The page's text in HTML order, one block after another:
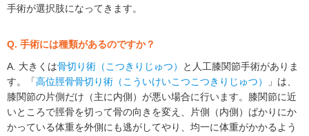
手術が選択肢になってきます。
Q. 手術には種類があるのですか？
A. 大きくは骨切り術（こつきりじゅつ）
と人工膝関節手術がありま
す。「高位脛骨骨切り術（こういけいこつこつきりじゅつ）
」は、
膝関節の片側だけ（主に内側）が悪い場合に行います。膝関節に近
いところで脛骨を切って骨の向きを変え、片側（内側）ばかりにか
かっている体重を外側にも逃がしてやり、均一に体重がかかるよう